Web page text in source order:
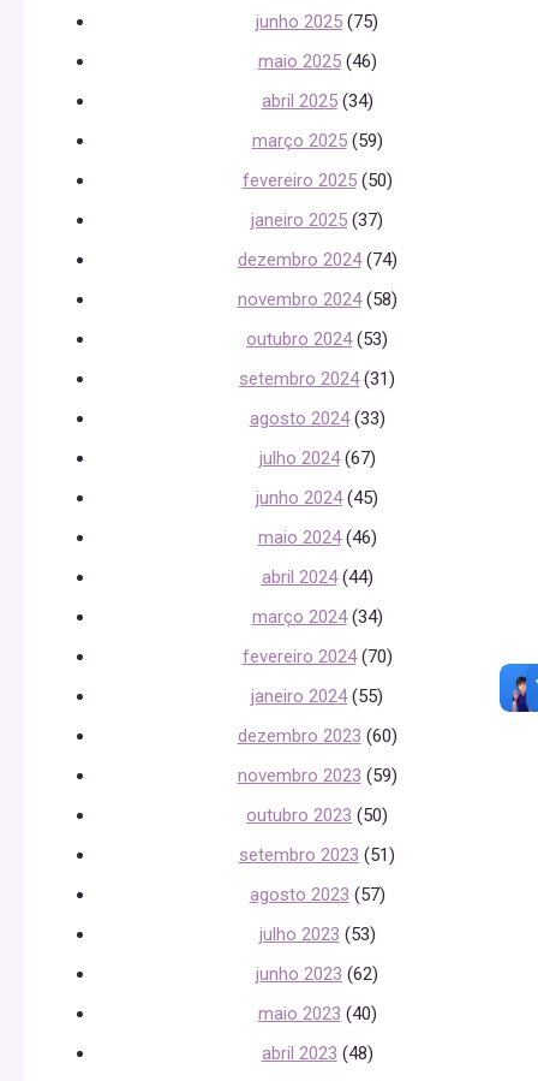
junho 2025 (75)
maio 2025(46)
abril 2025(34)
março 2025(59)
fevereiro 2025(50)
janeiro 2025 (37)
dezembro 2024(74)
novembro 2024(58)
outubro 2024(53)
setembro 2024(31)
agosto 2024(33)
julho 2024(67)
junho 2024(45)
maio 2024(46)
abril 2024(44)
março 2024(34)
fevereiro 2024(70)
janeiro 2024(55)
dezembro 2023 (60)
novembro 2023 (59)
outubro 2023 (50)
setembro 2023 (51)
agosto 2023 (57)
julho 2023 (53)
junho 2023 (62)
maio 2023 (40)
abril 2023 (48)